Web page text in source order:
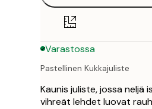
Varastossa
Pastellinen Kukkajuliste
Kaunis juliste, jossa neljä
vihreät lehdet luovat